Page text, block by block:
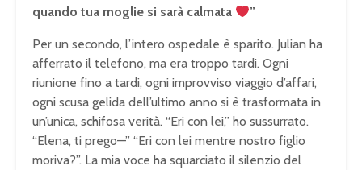
quando tua moglie si sarà calmata
”
Per un secondo, l’intero ospedale è sparito. Julian ha
afferrato il telefono, ma era troppo tardi. Ogni
riunione fino a tardi, ogni improvviso viaggio d’affari,
ogni scusa gelida dell’ultimo anno si è trasformata in
un’unica, schifosa verità. “Eri con lei,” ho sussurrato.
“Elena, ti prego—” “Eri con lei mentre nostro figlio
moriva?”. La mia voce ha squarciato il silenzio del